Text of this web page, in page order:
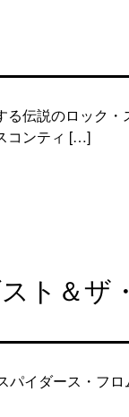
伝説のロック
コンティ […]
ト＆ザ
イダース・フ